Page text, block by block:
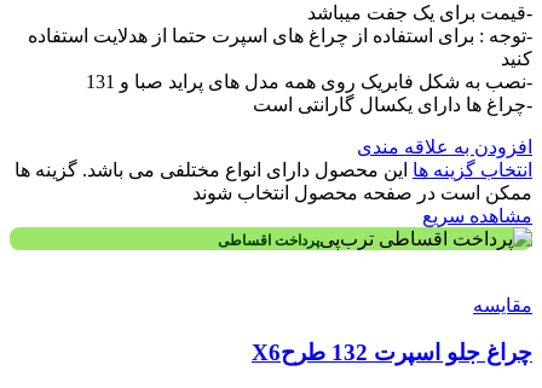
-قیمت برای یک جفت میباشد
-توجه : برای استفاده از چراغ های اسپرت حتما از هدلایت استفاده
کنید
-نصب به شکل فابریک روی همه مدل های پراید صبا و 131
-چراغ ها دارای یکسال گارانتی است
افزودن به علاقه مندی
انتخاب گزینه ها این محصول دارای انواع مختلفی می باشد. گزینه ها
ممکن است در صفحه محصول انتخاب شوند
مشاهده سریع
پرداخت اقساطی
مقایسه
چراغ جلو اسپرت 132 طرحX6